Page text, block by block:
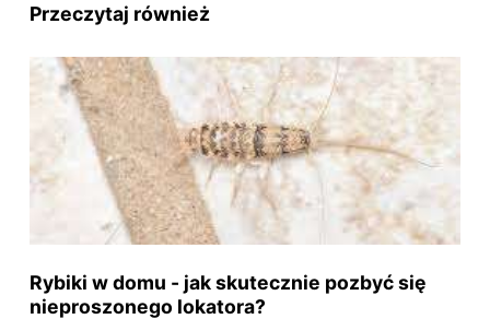
Przeczytaj również
Rybiki w domu - jak skutecznie pozbyć się
nieproszonego lokatora?